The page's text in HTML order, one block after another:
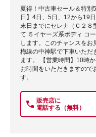
夏得！中古車セール＆特別
日】4日、5日、12から19
末日までにセレナ（Ｃ２８
て ５イヤーズ系ボディ コ
します。このチャンスを
梅線の中神駅で下車いただ
ます。 【営業時間】10時
お時間をいただきますので
す。
販売店に
電話する（無料）